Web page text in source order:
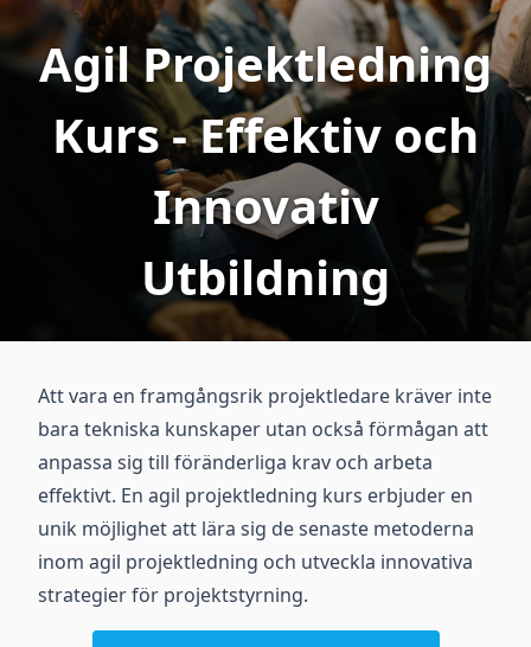
Agil Projektledning
Kurs - Effektiv och
Innovativ
Utbildning
Att vara en framgångsrik projektledare kräver inte
bara tekniska kunskaper utan också förmågan att
anpassa sig till föränderliga krav och arbeta
effektivt. En agil projektledning kurs erbjuder en
unik möjlighet att lära sig de senaste metoderna
inom agil projektledning och utveckla innovativa
strategier för projektstyrning.